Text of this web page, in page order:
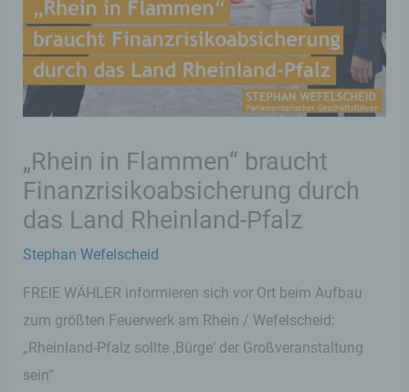
„Rhein in Flammen“ braucht
Finanzrisikoabsicherung durch
das Land Rheinland-Pfalz
Stephan Wefelscheid
FREIE WÄHLER informieren sich vor Ort beim Aufbau
zum größten Feuerwerk am Rhein / Wefelscheid:
„Rheinland-Pfalz sollte ‚Bürge‘ der Großveranstaltung
sein“